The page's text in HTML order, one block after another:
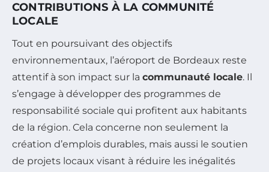
CONTRIBUTIONS À LA COMMUNITÉ
LOCALE
Tout en poursuivant des objectifs
environnementaux, l’aéroport de Bordeaux reste
attentif à son impact sur la communauté locale. Il
s’engage à développer des programmes de
responsabilité sociale qui profitent aux habitants
de la région. Cela concerne non seulement la
création d’emplois durables, mais aussi le soutien
de projets locaux visant à réduire les inégalités